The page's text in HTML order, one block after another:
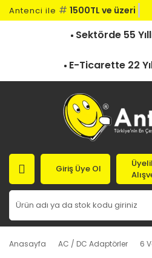
Antenci ile # 1500TL ve üzeri ka
Sektörde 55
E-Ticarette 22
Giriş Üye Ol
Anasayfa AC / DC Adaptörler 6